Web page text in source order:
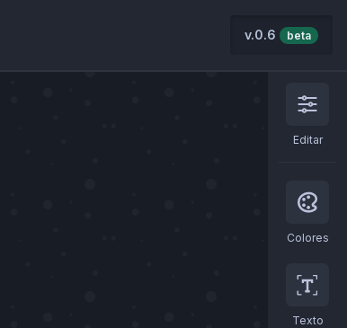
v.0.6 beta
Editar
Colores
Texto